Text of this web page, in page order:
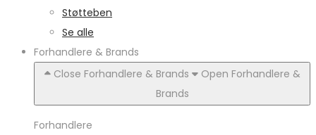
Støtteben
Se alle
Forhandlere & Brands
Close Forhandlere & Brands
Open Forhandlere &
Brands
Forhandlere